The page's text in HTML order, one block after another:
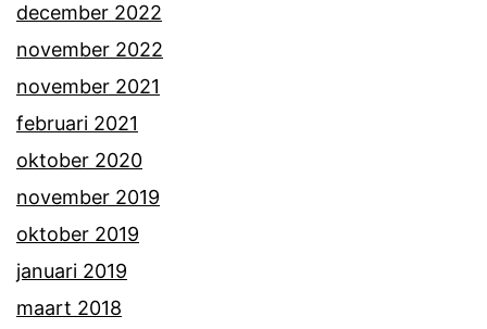
december 2022
november 2022
november 2021
februari 2021
oktober 2020
november 2019
oktober 2019
januari 2019
maart 2018